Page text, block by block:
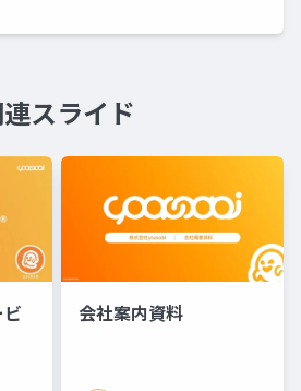
スライド
会社案内資料